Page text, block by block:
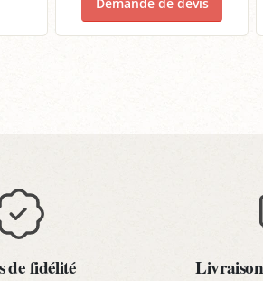
de fidélité